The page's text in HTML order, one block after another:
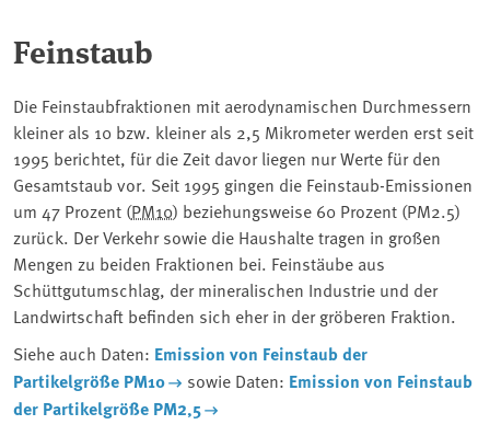
Feinstaub
Die Feinstaubfraktionen mit aerodynamischen Durchmessern
kleiner als 10 bzw. kleiner als 2,5 Mikrometer werden erst seit
1995 berichtet, für die Zeit davor liegen nur Werte für den
Gesamtstaub vor. Seit 1995 gingen die Feinstaub-Emissionen
um 47 Prozent (PM10) beziehungsweise 60 Prozent (PM2.5)
zurück. Der Verkehr sowie die Haushalte tragen in großen
Mengen zu beiden Fraktionen bei. Feinstäube aus
Schüttgutumschlag, der mineralischen Industrie und der
Landwirtschaft befinden sich eher in der gröberen Fraktion.
Siehe auch Daten: Emission von Feinstaub der
Partikelgröße PM­10
sowie Daten: Emission von Feinstaub
der Partikelgröße PM­2,5